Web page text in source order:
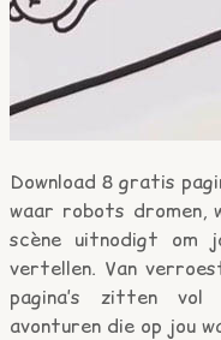
Download 8 gratis
waar robots dromen,
scène uitnodigt om
vertellen. Van
pagina’s zitten vol
avonturen die op jou